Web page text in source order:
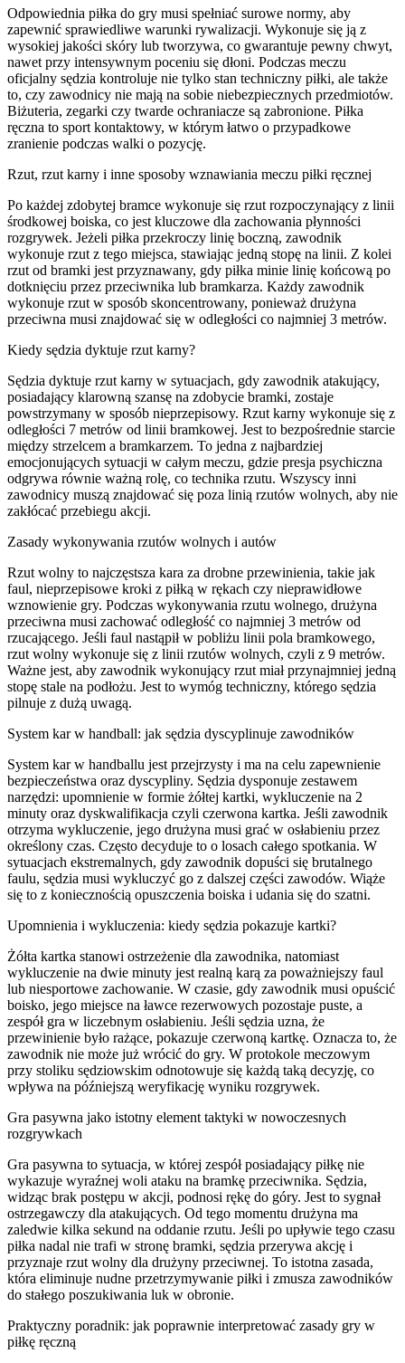
Odpowiednia piłka do gry musi spełniać surowe normy, aby
zapewnić sprawiedliwe warunki rywalizacji. Wykonuje się ją z
wysokiej jakości skóry lub tworzywa, co gwarantuje pewny chwyt,
nawet przy intensywnym poceniu się dłoni. Podczas meczu
oficjalny sędzia kontroluje nie tylko stan techniczny piłki, ale także
to, czy zawodnicy nie mają na sobie niebezpiecznych przedmiotów.
Biżuteria, zegarki czy twarde ochraniacze są zabronione. Piłka
ręczna to sport kontaktowy, w którym łatwo o przypadkowe
zranienie podczas walki o pozycję.
Rzut, rzut karny i inne sposoby wznawiania meczu piłki ręcznej
Po każdej zdobytej bramce wykonuje się rzut rozpoczynający z linii
środkowej boiska, co jest kluczowe dla zachowania płynności
rozgrywek. Jeżeli piłka przekroczy linię boczną, zawodnik
wykonuje rzut z tego miejsca, stawiając jedną stopę na linii. Z kolei
rzut od bramki jest przyznawany, gdy piłka minie linię końcową po
dotknięciu przez przeciwnika lub bramkarza. Każdy zawodnik
wykonuje rzut w sposób skoncentrowany, ponieważ drużyna
przeciwna musi znajdować się w odległości co najmniej 3 metrów.
Kiedy sędzia dyktuje rzut karny?
Sędzia dyktuje rzut karny w sytuacjach, gdy zawodnik atakujący,
posiadający klarowną szansę na zdobycie bramki, zostaje
powstrzymany w sposób nieprzepisowy. Rzut karny wykonuje się z
odległości 7 metrów od linii bramkowej. Jest to bezpośrednie starcie
między strzelcem a bramkarzem. To jedna z najbardziej
emocjonujących sytuacji w całym meczu, gdzie presja psychiczna
odgrywa równie ważną rolę, co technika rzutu. Wszyscy inni
zawodnicy muszą znajdować się poza linią rzutów wolnych, aby nie
zakłócać przebiegu akcji.
Zasady wykonywania rzutów wolnych i autów
Rzut wolny to najczęstsza kara za drobne przewinienia, takie jak
faul, nieprzepisowe kroki z piłką w rękach czy nieprawidłowe
wznowienie gry. Podczas wykonywania rzutu wolnego, drużyna
przeciwna musi zachować odległość co najmniej 3 metrów od
rzucającego. Jeśli faul nastąpił w pobliżu linii pola bramkowego,
rzut wolny wykonuje się z linii rzutów wolnych, czyli z 9 metrów.
Ważne jest, aby zawodnik wykonujący rzut miał przynajmniej jedną
stopę stale na podłożu. Jest to wymóg techniczny, którego sędzia
pilnuje z dużą uwagą.
System kar w handball: jak sędzia dyscyplinuje zawodników
System kar w handballu jest przejrzysty i ma na celu zapewnienie
bezpieczeństwa oraz dyscypliny. Sędzia dysponuje zestawem
narzędzi: upomnienie w formie żółtej kartki, wykluczenie na 2
minuty oraz dyskwalifikacja czyli czerwona kartka. Jeśli zawodnik
otrzyma wykluczenie, jego drużyna musi grać w osłabieniu przez
określony czas. Często decyduje to o losach całego spotkania. W
sytuacjach ekstremalnych, gdy zawodnik dopuści się brutalnego
faulu, sędzia musi wykluczyć go z dalszej części zawodów. Wiąże
się to z koniecznością opuszczenia boiska i udania się do szatni.
Upomnienia i wykluczenia: kiedy sędzia pokazuje kartki?
Żółta kartka stanowi ostrzeżenie dla zawodnika, natomiast
wykluczenie na dwie minuty jest realną karą za poważniejszy faul
lub niesportowe zachowanie. W czasie, gdy zawodnik musi opuścić
boisko, jego miejsce na ławce rezerwowych pozostaje puste, a
zespół gra w liczebnym osłabieniu. Jeśli sędzia uzna, że
przewinienie było rażące, pokazuje czerwoną kartkę. Oznacza to, że
zawodnik nie może już wrócić do gry. W protokole meczowym
przy stoliku sędziowskim odnotowuje się każdą taką decyzję, co
wpływa na późniejszą weryfikację wyniku rozgrywek.
Gra pasywna jako istotny element taktyki w nowoczesnych
rozgrywkach
Gra pasywna to sytuacja, w której zespół posiadający piłkę nie
wykazuje wyraźnej woli ataku na bramkę przeciwnika. Sędzia,
widząc brak postępu w akcji, podnosi rękę do góry. Jest to sygnał
ostrzegawczy dla atakujących. Od tego momentu drużyna ma
zaledwie kilka sekund na oddanie rzutu. Jeśli po upływie tego czasu
piłka nadal nie trafi w stronę bramki, sędzia przerywa akcję i
przyznaje rzut wolny dla drużyny przeciwnej. To istotna zasada,
która eliminuje nudne przetrzymywanie piłki i zmusza zawodników
do stałego poszukiwania luk w obronie.
Praktyczny poradnik: jak poprawnie interpretować zasady gry w
piłkę ręczną